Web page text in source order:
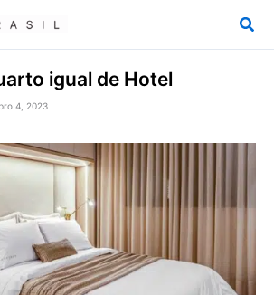
igual de Hotel
4, 2023